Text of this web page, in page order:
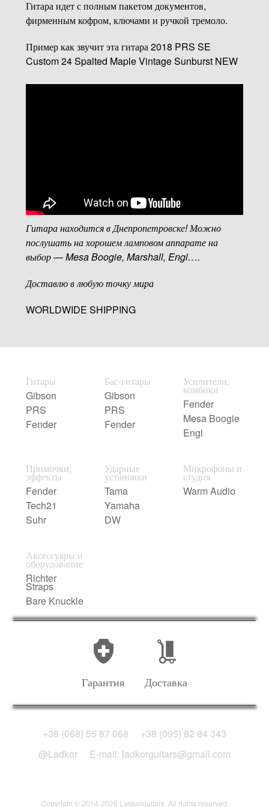
Гитара идет с полным пакетом документов,
фирменным кофром, ключами и ручкой тремоло.
Пример как звучит эта гитара 2018 PRS SE
Custom 24 Spalted Maple Vintage Sunburst NEW
Гитара находится в Днепропетровске! Можно
послушать на хорошем ламповом аппарате на
выбор — Mesa Boogie, Marshall, Engl….
Доставлю в любую точку мира
WORLDWIDE SHIPPING
Гитары
Gibson
PRS
Fender
Бас-гитары
Gibson
PRS
Fender
Усилители,
комбики
Fender
Mesa Boogie
Engl
Примочки,
эффекты
Fender
Tech21
Suhr
Ударные
установки
Tama
Yamaha
DW
Микрофоны и
студия
Warm Audio
Аксессуары и
оборудование
Richter
Straps
Bare Knuckle
Гарантия Доставка
+38 (068) 55 87 068
+38 (095) 82 84 343
@Ladkor
E-mail: ladkorguitars@gmail.com
Copyright © 2014-2026 Ladkorguitars. All rights reserved.